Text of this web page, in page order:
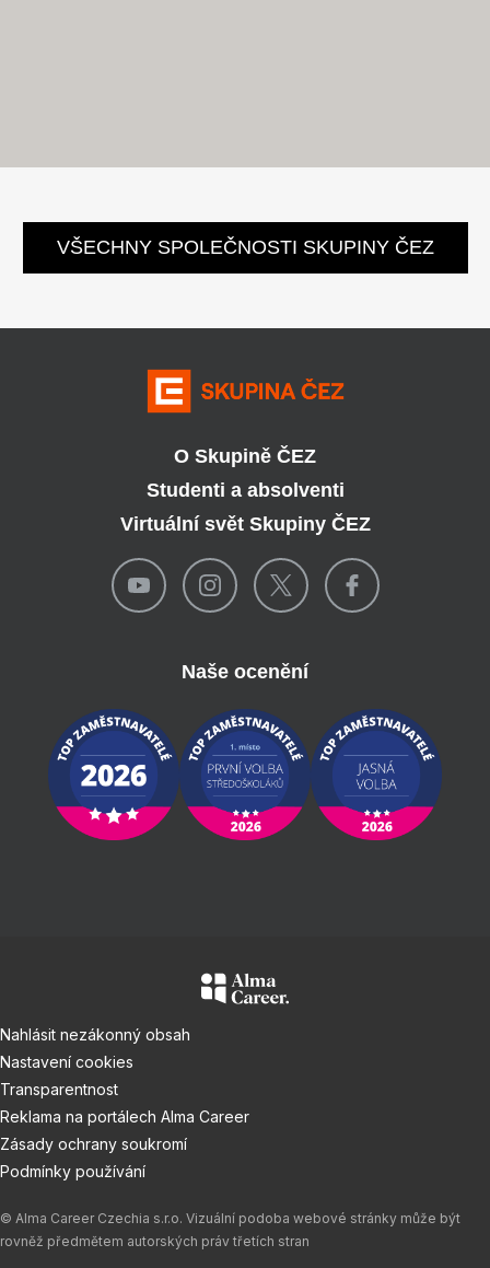
VŠECHNY SPOLEČNOSTI SKUPINY ČEZ
O Skupině ČEZ
Studenti a absolventi
Virtuální svět Skupiny ČEZ
Naše ocenění
Nahlásit nezákonný obsah
Nastavení cookies
Transparentnost
Reklama na portálech Alma Career
Zásady ochrany soukromí
Podmínky používání
© Alma Career Czechia s.r.o. Vizuální podoba webové stránky může být
rovněž předmětem autorských práv třetích stran